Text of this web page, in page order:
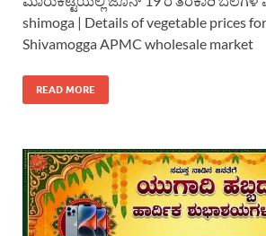
shimoga | Details of vegetable prices
Shivamogga APMC wholesale market
READ MORE